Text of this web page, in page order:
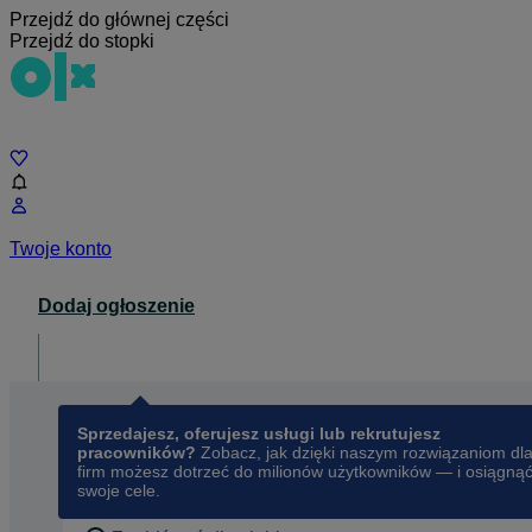
Przejdź do głównej części
Przejdź do stopki
Twoje konto
Dodaj ogłoszenie
Sprzedajesz, oferujesz usługi lub rekrutujesz
pracowników? Zobacz, jak dzięki naszym rozwiązaniom dla
firm możesz dotrzeć do milionów użytkowników — i osiągnąć
swoje cele.